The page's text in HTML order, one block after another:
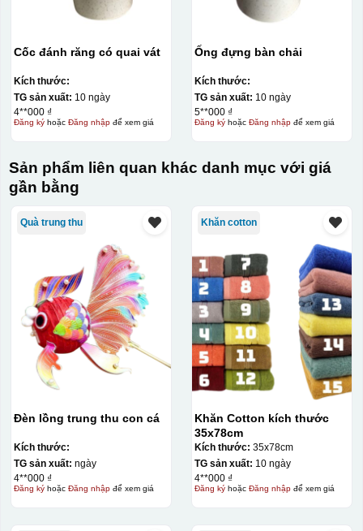
Cốc đánh răng có quai vát
Kích thước:
TG sản xuất: 10 ngày
4**000 ₫
Đăng kýhoặc Đăng nhậpđể xem giá
Ống đựng bàn chải
Kích thước:
TG sản xuất: 10 ngày
5**000 ₫
Đăng kýhoặc Đăng nhậpđể xem giá
Sản phẩm liên quan khác danh mục với giá
gần bằng
Quà trung thu
Đèn lồng trung thu con cá
Kích thước:
TG sản xuất: ngày
4**000 ₫
Đăng kýhoặc Đăng nhậpđể xem giá
Khăn cotton
Khăn Cotton kích thước
35x78cm
Kích thước: 35x78cm
TG sản xuất: 10 ngày
4**000 ₫
Đăng kýhoặc Đăng nhậpđể xem giá